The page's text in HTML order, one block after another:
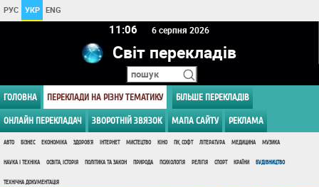
РУС УКР ENG
11 06 6 серпня 2026
Світ перекладів
ГОЛОВНА ПЕРЕКЛАДИ НА РІЗНУ ТЕМАТИКУ БІЛЬШЕ ПЕРЕКЛАДІВ
ОНЛАЙН ПЕРЕКЛАДАЧ ЗВОРОТНІЙ ЗВЯЗОК МАПА САЙТУ РЕКЛАМА
АВТО БІЗНЕС ЕКОНОМІКА ЗДОРОВ'Я ІНТЕРНЕТ МИСТЕЦТВО КІНО ПК, СОФТ ЛІТЕРАТУРА МЕДИЦИНА МУЗИКА
НАУКА І ТЕХНІКА ОСВІТА, ІСТОРІЯ ПОЛІТИКА ТА ЗАКОН ПРИРОДА ПСИХОЛОГІЯ РЕЛІГІЯ СПОРТ КРАЇНИ БУДІВНИЦТВО
ТЕХНІЧНА ДОКУМЕНТАЦІЯ